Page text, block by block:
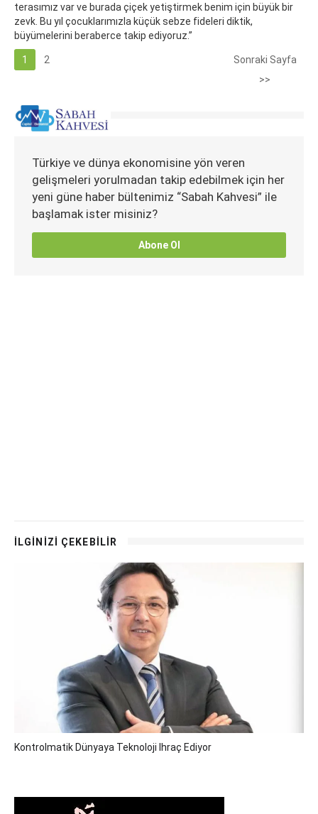
terasımız var ve burada çiçek yetiştirmek benim için büyük bir
zevk. Bu yıl çocuklarımızla küçük sebze fideleri diktik,
büyümelerini beraberce takip ediyoruz.”
1 2
Sonraki Sayfa
>>
Türkiye ve dünya ekonomisine yön veren
gelişmeleri yorulmadan takip edebilmek için her
yeni güne haber bültenimiz “Sabah Kahvesi” ile
başlamak ister misiniz?
Abone Ol
İLGİNİZİ ÇEKEBİLİR
Kontrolmatik Dünyaya Teknoloji Ihraç Ediyor